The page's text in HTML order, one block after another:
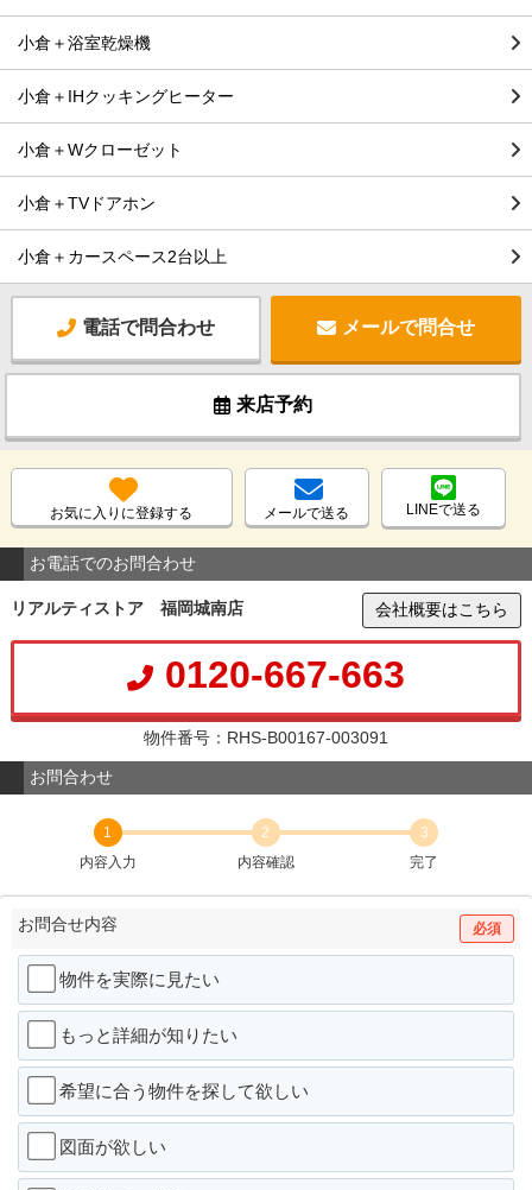
小倉＋浴室乾燥機
小倉＋IHクッキングヒーター
小倉＋Wクローゼット
小倉＋TVドアホン
小倉＋カースペース2台以上
電話で問合わせ メールで問合せ
来店予約
お気に入りに登録する メールで送る LINEで送る
お電話でのお問合わせ
リアルティストア 福岡城南店 会社概要はこちら
0120-667-663
物件番号：RHS-B00167-003091
お問合わせ
1
内容入力
2
内容確認
3
完了
お問合せ内容 必須
物件を実際に見たい
もっと詳細が知りたい
希望に合う物件を探して欲しい
図面が欲しい